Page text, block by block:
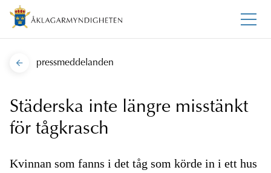
pressmeddelanden
Städerska inte längre misstänkt
för tågkrasch
Kvinnan som fanns i det tåg som körde in i ett hus